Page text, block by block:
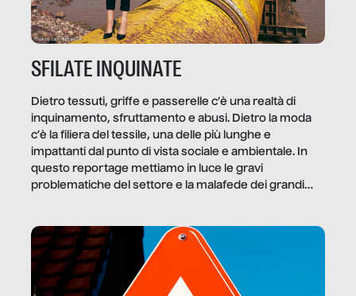
SFILATE INQUINATE
Dietro tessuti, griffe e passerelle c’è una realtà di
inquinamento, sfruttamento e abusi. Dietro la moda
c’è la filiera del tessile, una delle più lunghe e
impattanti dal punto di vista sociale e ambientale. In
questo reportage mettiamo in luce le gravi
problematiche del settore e la malafede dei grandi